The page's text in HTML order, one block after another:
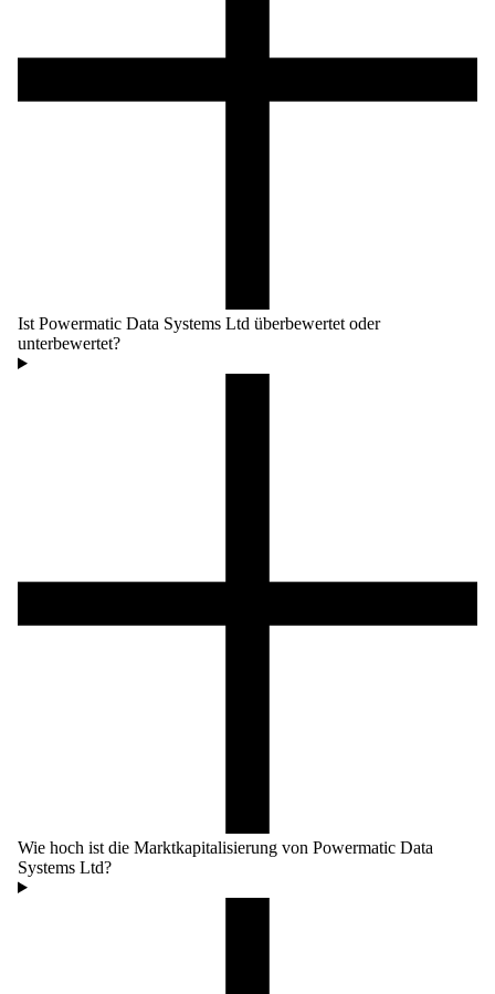
Ist Powermatic Data Systems Ltd überbewertet oder
unterbewertet?
Wie hoch ist die Marktkapitalisierung von Powermatic Data
Systems Ltd?